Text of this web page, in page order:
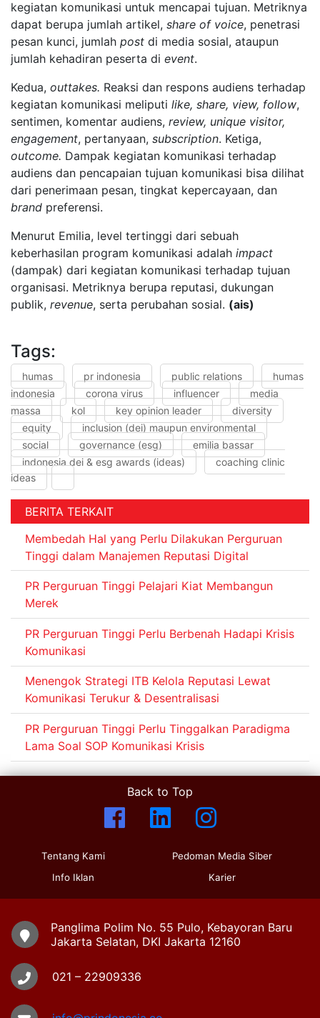
kegiatan komunikasi untuk mencapai tujuan. Metriknya
dapat berupa jumlah artikel, share of voice, penetrasi
pesan kunci, jumlah post di media sosial, ataupun
jumlah kehadiran peserta di event.
Kedua, outtakes. Reaksi dan respons audiens terhadap
kegiatan komunikasi meliputi like, share, view, follow,
sentimen, komentar audiens, review, unique visitor,
engagement, pertanyaan, subscription. Ketiga,
outcome. Dampak kegiatan komunikasi terhadap
audiens dan pencapaian tujuan komunikasi bisa dilihat
dari penerimaan pesan, tingkat kepercayaan, dan
brand preferensi.
Menurut Emilia, level tertinggi dari sebuah
keberhasilan program komunikasi adalah impact
(dampak) dari kegiatan komunikasi terhadap tujuan
organisasi. Metriknya berupa reputasi, dukungan
publik, revenue, serta perubahan sosial. (ais)
Tags:
humas pr indonesia public relations
humas
indonesia
corona virus influencer
media
massa
kol key opinion leader
diversity
equity
inclusion (dei) maupun environmental
social
governance (esg)
emilia bassar
indonesia dei & esg awards (ideas)
coaching clinic
ideas
BERITA TERKAIT
Membedah Hal yang Perlu Dilakukan Perguruan
Tinggi dalam Manajemen Reputasi Digital
PR Perguruan Tinggi Pelajari Kiat Membangun
Merek
PR Perguruan Tinggi Perlu Berbenah Hadapi Krisis
Komunikasi
Menengok Strategi ITB Kelola Reputasi Lewat
Komunikasi Terukur & Desentralisasi
PR Perguruan Tinggi Perlu Tinggalkan Paradigma
Lama Soal SOP Komunikasi Krisis
Back to Top
Tentang Kami
Info Iklan
Pedoman Media Siber
Karier
Panglima Polim No. 55 Pulo, Kebayoran Baru
Jakarta Selatan, DKI Jakarta 12160
021 – 22909336